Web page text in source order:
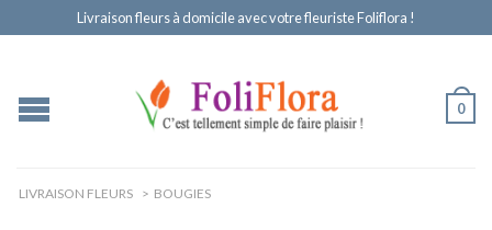
Livraison fleurs à domicile avec votre fleuriste Foliflora !
0
LIVRAISON FLEURS > BOUGIES